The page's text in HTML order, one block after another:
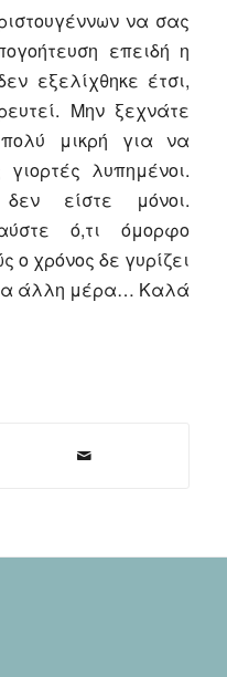
να σας
επειδή η
εξελίχθηκε έτσι,
Μην ξεχνάτε
μικρή για να
λυπημένοι.
είστε μόνοι.
ό,τι όμορφο
ο χρόνος δε γυρίζει
άλλη μέρα… Καλά